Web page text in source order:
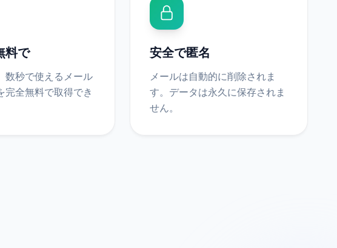
料で
数秒で使えるメール
完全無料で取得でき
安全で匿名
メールは自動的に削除されま
す。データは永久に保存されま
せん。